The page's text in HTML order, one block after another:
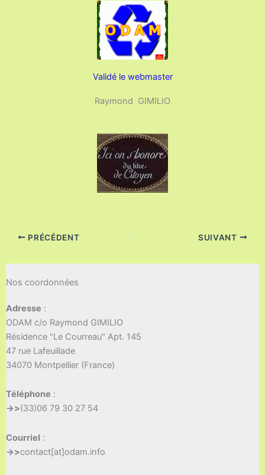
Validé le webmaster
Raymond GIMILIO
PRÉCÉDENT SUIVANT
Nos coordonnées
Adresse :
ODAM c/o Raymond GIMILIO
Résidence "Le Courreau" Apt. 145
47 rue Lafeuillade
34070 Montpellier (France)
Téléphone :
->>(33)06 79 30 27 54
Courriel :
->>contact[at]odam.info